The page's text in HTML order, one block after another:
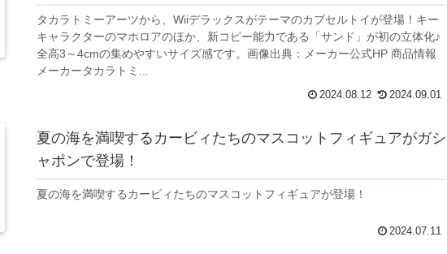
タカラトミーアーツから、Wiiデラックスがテーマのカプセルトイが登場！キー
キャラクターのマホロアのほか、新コピー能力である「サンド」が初の立体化♪
全高3～4cmの集めやすいサイズ感です。画像出典：メーカー公式HP 商品情報
メーカータカラトミ...
2024.08.12 2024.09.01
夏の海を満喫するカービィたちのマスコットフィギュアがガシ
ャポンで登場！
夏の海を満喫するカービィたちのマスコットフィギュアが登場！
2024.07.11